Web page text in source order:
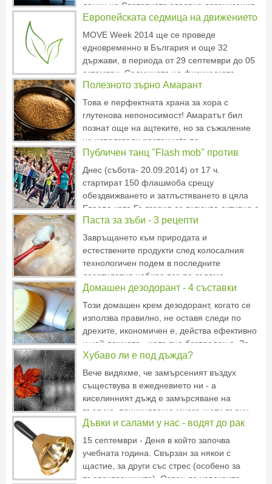
данни на Световната здравна организация
към момента 450 милиона души страдат от
различни психични заболявания и
разстройства, с което разпространението
им е значително по-широко от други заболя
Европейската седмица на движението
MOVE Week 2014 ще се проведе
едновременно в България и още 32
държави, в периода от 29 септември до 05
октомври. Седмицата на физическата
активност и спорта е ежегодно събитие в
Европа, което се провежда през първата
седмица на октомври. Философията на
Полезното зърно Aмарант
Това е перфектната храна за хора с
глутенова непоносимост! Амаратът бил
познат още на ацтеките, но за съжаление
не използвали растениеto по
предназначение. Испанските нашественици
пък се опитвали да го унищожат като
култура. Културата обаче не била изгубена,
въпреки че потънала в забрава за няко
Публичен танц "Flash mob" против
затлъстяване
Днес (събота- 20.09.2014) от 17 ч.
стартират 150 флашмоба срещу
обездвижването и затлъстяването в цяла
Европа като България се включва активно с
девет града - Пловдив, Варна, Благоевград,
Ямбол, Нова Загора, Монтана, Сливен,
Паста за зъби - 3 рецепти
Завръщането към природата и
естествените продукти след колосалния
технологичен подем в последните
десетилетия набира все по-голяма
инерция и все повече последователи.
Освен зеленчуци и плодове от собствената
козметика, приготвена от натурални
продукти, сега и
Домашен дезодорант - 4 съставки
Този домашен крем дезодорант, когато се
използва правилно, не оставя следи по
дрехите, икономичен е, действа ефективно
и най-важното - напълно безвреден е. За
приготвянето му имате нужда само от: 25
грама сода за хляб, /стрита - за да не
Хубаво ли е под дъжда?
Вече видяхме, че замърсеният въздух
съществува в ежедневието ни - а
киселинният дъжд е замърсяване на
въздуха, причиняващо много щети върху
околната среда. Тези киселинни
замърсявания достигат високо в
атмосферата, пътувайки с вятъра стотици
мили, и след това се връщат към земята по
Дъвки и салами у нас - водят до рак
15 септември - Деня в който започва
учебната година. Свързан за някои с
щастие, за други със стрес (особено за
първокласниците). Освен да успокоите